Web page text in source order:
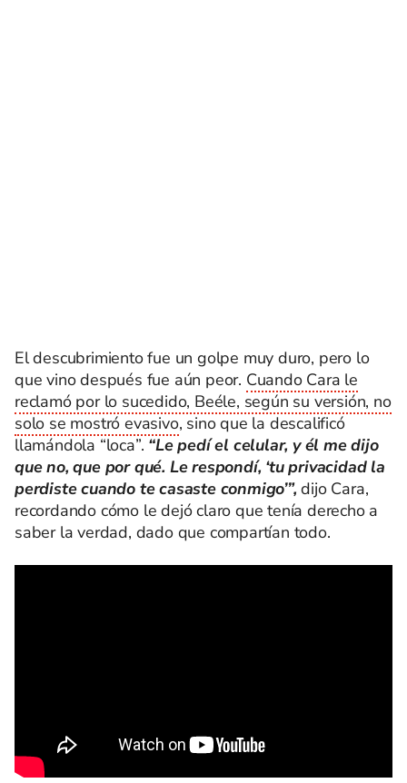
El descubrimiento fue un golpe muy duro, pero lo
que vino después fue aún peor. Cuando Cara le
reclamó por lo sucedido, Beéle, según su versión, no
solo se mostró evasivo, sino que la descalificó
llamándola “loca”. “Le pedí el celular, y él me dijo
que no, que por qué. Le respondí, ‘tu privacidad la
perdiste cuando te casaste conmigo’”, dijo Cara,
recordando cómo le dejó claro que tenía derecho a
saber la verdad, dado que compartían todo.